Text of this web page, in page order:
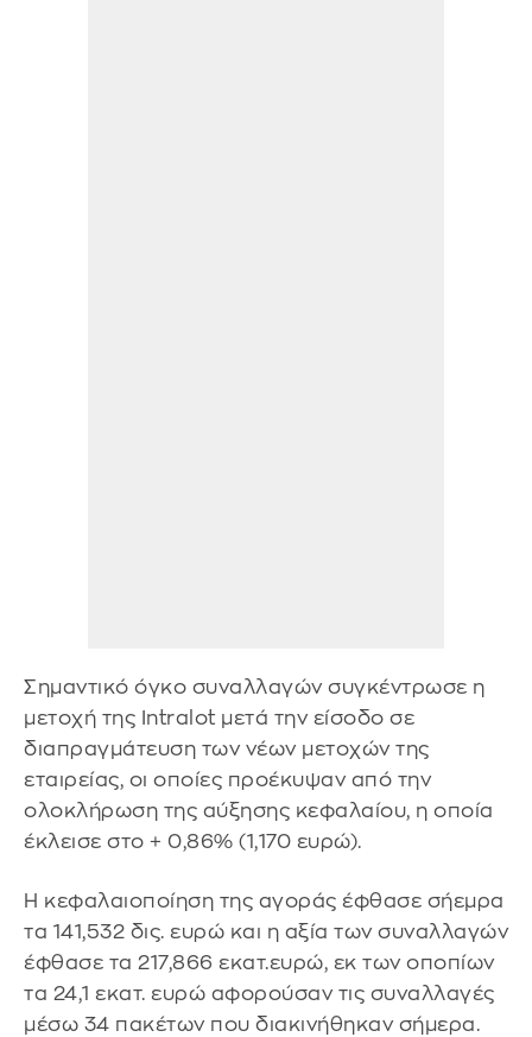
Σημαντικό όγκο συναλλαγών συγκέντρωσε η
μετοχή της Intralot μετά την είσοδο σε
διαπραγμάτευση των νέων μετοχών της
εταιρείας, οι οποίες προέκυψαν από την
ολοκλήρωση της αύξησης κεφαλαίου, η οποία
έκλεισε στο + 0,86% (1,170 ευρώ).
Η κεφαλαιοποίηση της αγοράς έφθασε σήεμρα
τα 141,532 δις. ευρώ και η αξία των συναλλαγών
έφθασε τα 217,866 εκατ.ευρώ, εκ των οποπίων
τα 24,1 εκατ. ευρώ αφορούσαν τις συναλλαγές
μέσω 34 πακέτων που διακινήθηκαν σήμερα.